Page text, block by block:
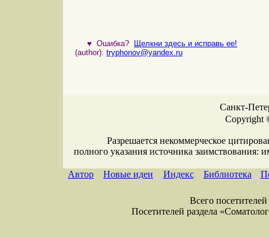
♥ Ошибка?
Щелкни здесь и исправь ее!
(author): tryphonov@yandex.ru
Санкт-
Copyright
Разрешается некоммерческое
полного указания источника заимствования:
Автор Новые идеи Индекс Библиотека
Всего
Посетителей раздела